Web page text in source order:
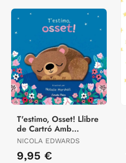
T'estimo, Osset! Llibre
de Cartró Amb
Troquells
NICOLA EDWARDS
9,95 €